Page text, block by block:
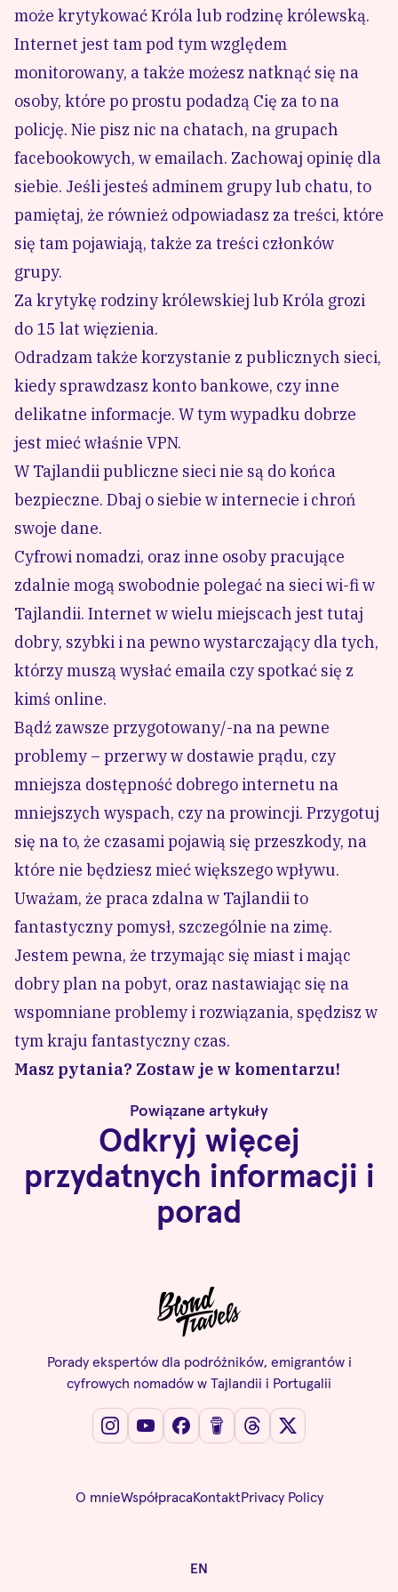
może krytykować Króla lub rodzinę królewską.
Internet jest tam pod tym względem
monitorowany, a także możesz natknąć się na
osoby, które po prostu podadzą Cię za to na
policję. Nie pisz nic na chatach, na grupach
facebookowych, w emailach. Zachowaj opinię dla
siebie. Jeśli jesteś adminem grupy lub chatu, to
pamiętaj, że również odpowiadasz za treści, które
się tam pojawiają, także za treści członków
grupy.
Za krytykę rodziny królewskiej lub Króla grozi
do 15 lat więzienia.
Odradzam także korzystanie z publicznych sieci,
kiedy sprawdzasz konto bankowe, czy inne
delikatne informacje. W tym wypadku dobrze
jest mieć właśnie VPN.
W Tajlandii publiczne sieci nie są do końca
bezpieczne. Dbaj o siebie w internecie i chroń
swoje dane.
Cyfrowi nomadzi, oraz inne osoby pracujące
zdalnie mogą swobodnie polegać na sieci wi-fi w
Tajlandii. Internet w wielu miejscach jest tutaj
dobry, szybki i na pewno wystarczający dla tych,
którzy muszą wysłać emaila czy spotkać się z
kimś online.
Bądź zawsze przygotowany/-na na pewne
problemy – przerwy w dostawie prądu, czy
mniejsza dostępność dobrego internetu na
mniejszych wyspach, czy na prowincji. Przygotuj
się na to, że czasami pojawią się przeszkody, na
które nie będziesz mieć większego wpływu.
Uważam, że praca zdalna w Tajlandii to
fantastyczny pomysł, szczególnie na zimę.
Jestem pewna, że trzymając się miast i mając
dobry plan na pobyt, oraz nastawiając się na
wspomniane problemy i rozwiązania, spędzisz w
tym kraju fantastyczny czas.
Masz pytania? Zostaw je w komentarzu!
Powiązane artykuły
Odkryj więcej
przydatnych informacji i
porad
Porady ekspertów dla podróżników, emigrantów i
cyfrowych nomadów w Tajlandii i Portugalii
O mnieWspółpracaKontaktPrivacy Policy
EN